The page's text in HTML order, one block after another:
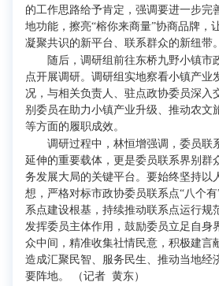
的工作思路给予肯定，强调要进一步完
地功能，擦亮“榕你来商量”协商品牌，
凝聚共识的新平台、联系群众的新纽带。
随后，调研组前往东桥九野小镇市
点开展调研。调研组实地察看小镇产业
况，与相关负责人、驻点政协委员深入
别委员在助力小镇产业升级、推动农文
等方面的履职成效。
调研过程中，林恒增强调，委员联
延伸的重要载体，更是委员联系界别群
务发展大局的关键平台。要始终坚持以
想，严格对标市政协委员联系点“八个
系点建设根基，持续推动联系点运行规
发挥委员主体作用，鼓励委员立足自身
众中间，精准收集社情民意，积极建言
造成汇聚民智、服务民生、推动当地经
要阵地。 （记者 黄东）